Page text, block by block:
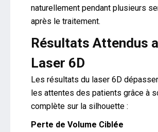
naturellement pendant plusieurs
après le traitement.
Résultats Attendus
Laser 6D
Les résultats du laser 6D
les attentes des patients grâce à
complète sur la silhouette :
Perte de Volume Ciblée